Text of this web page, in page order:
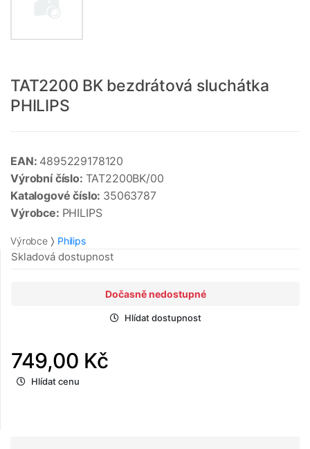
TAT2200 BK bezdrátová sluchátka
PHILIPS
EAN: 4895229178120
Výrobní číslo: TAT2200BK/00
Katalogové číslo: 35063787
Výrobce: PHILIPS
Výrobce Philips
Skladová dostupnost
Dočasně nedostupné
Hlídat dostupnost
749,00 Kč
Hlídat cenu